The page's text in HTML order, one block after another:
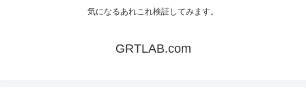
気になるあれこれ検証してみます。
GRTLAB.com